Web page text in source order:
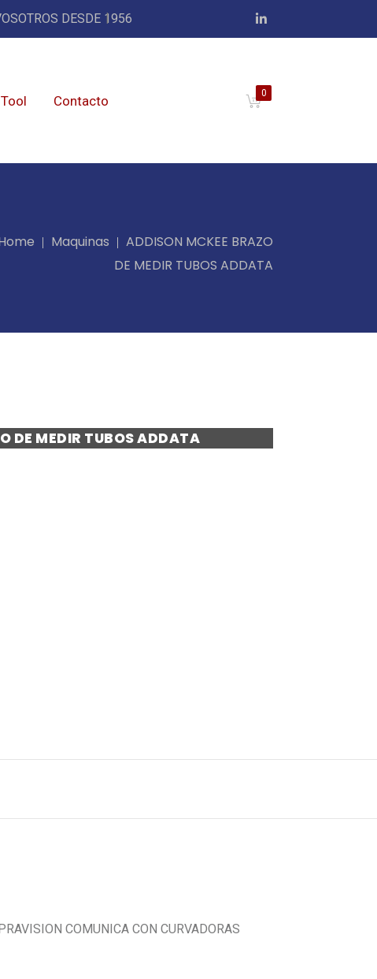
DESDE 1956
Contacto 0
Maquinas
ADDISON MCKEE BRAZO
DE MEDIR TUBOS ADDATA
DE MEDIR TUBOS ADDATA
COMUNICA CON CURVADORAS